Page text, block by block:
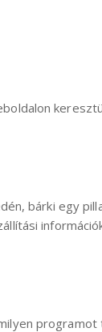
bárki egy